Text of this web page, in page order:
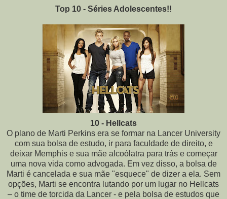
Top 10 - Séries Adolescentes!!
10 - Hellcats
O plano de Marti Perkins era se formar na Lancer University
com sua bolsa de estudo, ir para faculdade de direito, e
deixar Memphis e sua mãe alcoólatra para trás e começar
uma nova vida como advogada. Em vez disso, a bolsa de
Marti é cancelada e sua mãe "esquece" de dizer a ela. Sem
opções, Marti se encontra lutando por um lugar no Hellcats
– o time de torcida da Lancer - e pela bolsa de estudos que